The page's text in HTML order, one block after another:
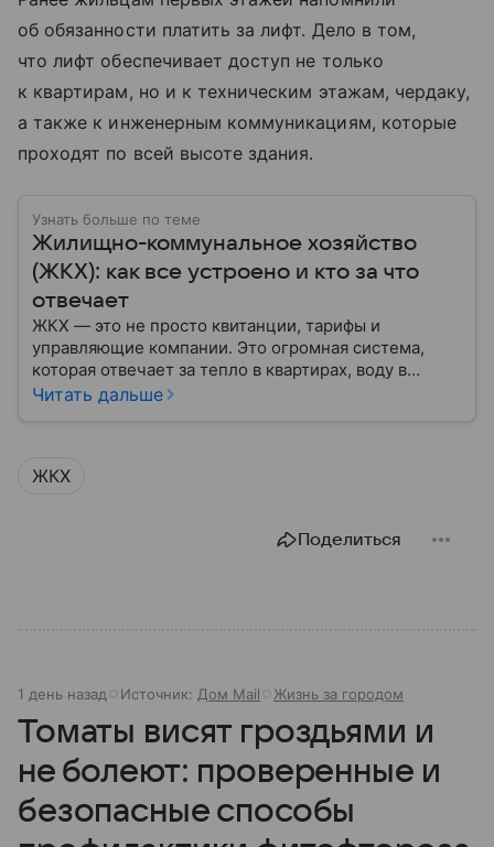
об обязанности платить за лифт. Дело в том,
что лифт обеспечивает доступ не только
к квартирам, но и к техническим этажам, чердаку,
а также к инженерным коммуникациям, которые
проходят по всей высоте здания.
Узнать больше по теме
Жилищно-коммунальное хозяйство
(ЖКХ): как все устроено и кто за что
отвечает
ЖКХ — это не просто квитанции, тарифы и
управляющие компании. Это огромная система,
которая отвечает за тепло в квартирах, воду в
кране, освещение улиц и чистоту во дворах.
Читать дальше
ЖКХ
Поделиться
1 день назад Источник: Дом Mail Жизнь за городом
Томаты висят гроздьями и
не болеют: проверенные и
безопасные способы